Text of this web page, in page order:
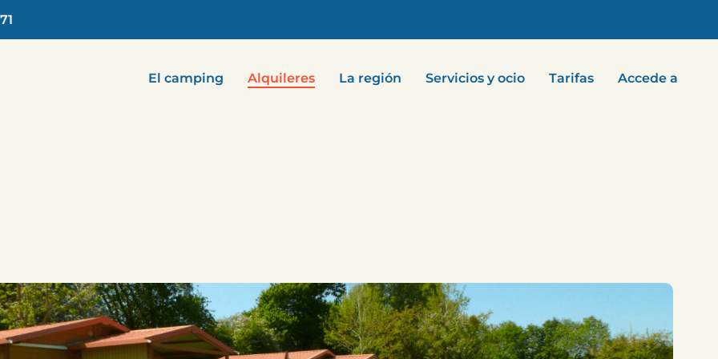
El camping Alquileres La región Servicios y ocio Tarifas Accede a